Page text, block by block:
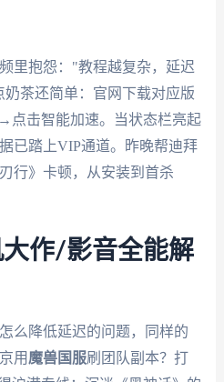
里抱怨："教程越复杂，延迟
茶还简单：官网下载对应版
击智能加速。当状态栏亮起
已踏上VIP通道。昨晚帮迪拜
行》卡顿，从安装到首杀
作/影音全能解
么降低延迟的问题，同样的
用 魔兽国服刷团队副本？打